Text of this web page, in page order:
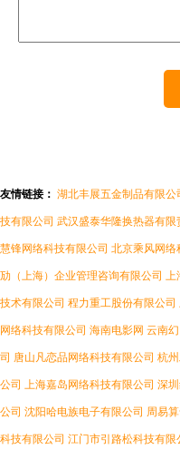
友情链接： 湖北丰展五金制品有限公
技有限公司 武汉盛泰华隆换热器有限
慧锋网络科技有限公司 北京乘风网络
劢（上海）企业管理咨询有限公司 上
技术有限公司 程力重工股份有限公司
网络科技有限公司 海南电影网 云南
司 唐山凡恋品网络科技有限公司 杭
公司 上海嘉岛网络科技有限公司 深
公司 沈阳哈电族电子有限公司 周易
科技有限公司 江门市引路松科技有限